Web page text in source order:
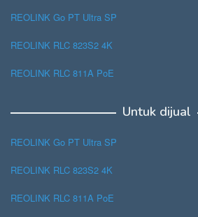
REOLINK Go PT Ultra SP
REOLINK RLC 823S2 4K
REOLINK RLC 811A PoE
Untuk dijual
REOLINK Go PT Ultra SP
REOLINK RLC 823S2 4K
REOLINK RLC 811A PoE